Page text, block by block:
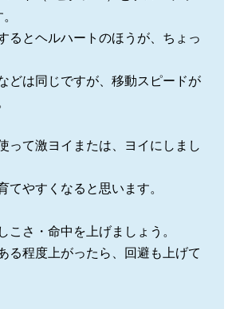
るとヘルハートのほうが、ちょっ
どは同じですが、移動スピードが
って激ヨイまたは、ヨイにしまし
てやすくなると思います。
こさ・命中を上げましょう。
る程度上がったら、回避も上げて